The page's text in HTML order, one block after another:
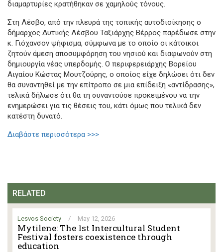
διαμαρτυρίες κρατήθηκαν σε χαμηλούς τόνους.
Στη Λέσβο, από την πλευρά της τοπικής αυτοδιοίκησης ο
δήμαρχος Δυτικής Λέσβου Ταξιάρχης Βέρρος παρέδωσε στην
κ. Γιόχανσον ψήφισμα, σύμφωνα με το οποίο οι κάτοικοι
ζητούν άμεση αποσυμφόρηση του νησιού και διαφωνούν στη
δημιουργία νέας υπερδομής. Ο περιφερειάρχης Βορείου
Αιγαίου Κώστας Μουτζούρης, ο οποίος είχε δηλώσει ότι δεν
θα συναντηθεί με την επίτροπο σε μια επίδειξη «αντίδρασης»,
τελικά δήλωσε ότι θα τη συναντούσε προκειμένου να την
ενημερώσει για τις θέσεις του, κάτι όμως που τελικά δεν
κατέστη δυνατό.
Διαβάστε περισσότερα >>>
RELATED
Lesvos Society / May 12, 2026
Mytilene: The 1st Intercultural Student
Festival fosters coexistence through
education